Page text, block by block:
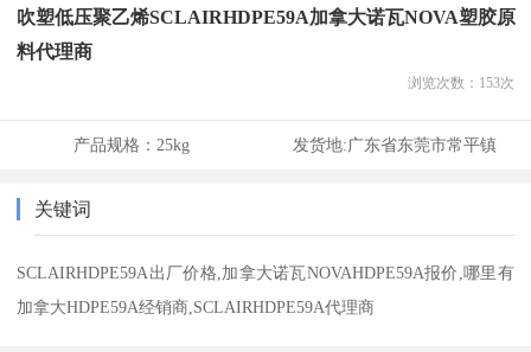
吹塑低压聚乙烯SCLAIRHDPE59A加拿大诺瓦NOVA塑胶原
料代理商
浏览次数： 153次
产品规格： 25kg 发货地:广东省东莞市常平镇
关键词
SCLAIRHDPE59A出厂价格,加拿大诺瓦NOVAHDPE59A报价,哪里有
加拿大HDPE59A经销商,SCLAIRHDPE59A代理商